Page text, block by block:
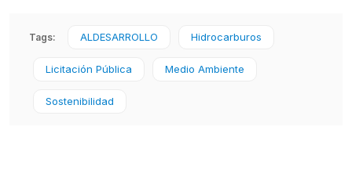
Tags: ALDESARROLLO Hidrocarburos
Licitación Pública Medio Ambiente
Sostenibilidad